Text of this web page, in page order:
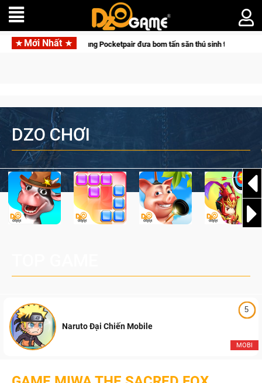
Mới Nhất
hợp tác cùng Pocketpair đưa bom tấn săn thú sinh tồn lên di động với tên
DZO CHƠI
5
MOBI
Naruto Đại Chiến Mobile